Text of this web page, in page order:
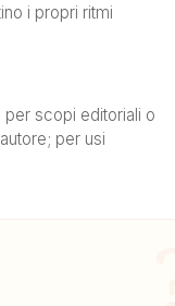
i propri ritmi
per scopi editoriali o
per usi